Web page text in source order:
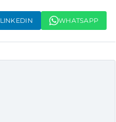
LINKEDIN WHATSAPP